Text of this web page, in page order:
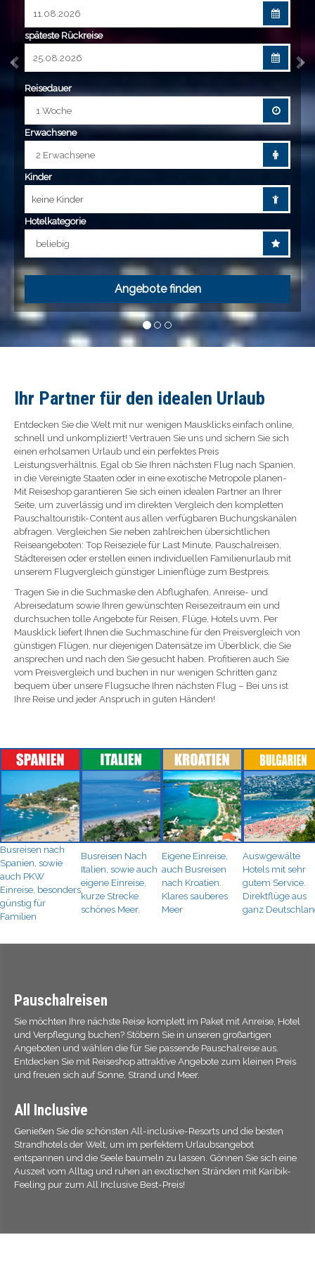
späteste Rückreise
Reisedauer
Erwachsene
Kinder
keine Kinder
Hotelkategorie
Angebote finden
direkten Preisvergleich
Ihr Partner für den idealen Urlaub
Entdecken Sie die Welt mit nur wenigen Mausklicks einfach online,
schnell und unkompliziert! Vertrauen Sie uns und sichern Sie sich
einen erholsamen Urlaub und ein perfektes Preis
Leistungsverhältnis. Egal ob Sie Ihren nächsten Flug nach Spanien,
in die Vereinigte Staaten oder in eine exotische Metropole planen-
Mit Reiseshop garantieren Sie sich einen idealen Partner an Ihrer
Seite, um zuverlässig und im direkten Vergleich den kompletten
Pauschaltouristik-Content aus allen verfügbaren Buchungskanälen
abfragen. Vergleichen Sie neben zahlreichen übersichtlichen
Reiseangeboten: Top Reiseziele für Last Minute, Pauschalreisen,
Städtereisen oder erstellen einen individuellen Familienurlaub mit
unserem Flugvergleich günstiger Linienflüge zum Bestpreis.
Tragen Sie in die Suchmaske den Abflughafen, Anreise- und
Abreisedatum sowie Ihren gewünschten Reisezeitraum ein und
durchsuchen tolle Angebote für Reisen, Flüge, Hotels uvm. Per
Mausklick liefert Ihnen die Suchmaschine für den Preisvergleich von
günstigen Flügen, nur diejenigen Datensätze im Überblick, die Sie
ansprechen und nach den Sie gesucht haben. Profitieren auch Sie
vom Preisvergleich und buchen in nur wenigen Schritten ganz
bequem über unsere Flugsuche Ihren nächsten Flug – Bei uns ist
Ihre Reise und jeder Anspruch in guten Händen!
Busreisen nach
Spanien, sowie
auch PKW
Einreise, besonders
günstig für
Familien
Busreisen Nach
Italien, sowie auch
eigene Einreise,
kurze Strecke
schönes Meer.
Eigene Einreise,
auch Busreisen
nach Kroatien.
Klares sauberes
Meer
Auswgewälte
Hotels mit sehr
gutem Service.
Direktflüge aus
ganz
Pauschalreisen
Sie möchten Ihre nächste Reise komplett im Paket mit Anreise, Hotel
und Verpflegung buchen? Stöbern Sie in unseren großartigen
Angeboten und wählen die für Sie passende Pauschalreise aus.
Entdecken Sie mit Reiseshop attraktive Angebote zum kleinen Preis
und freuen sich auf Sonne, Strand und Meer.
All Inclusive
Genießen Sie die schönsten All-inclusive-Resorts und die besten
Strandhotels der Welt, um im perfektem Urlaubsangebot
entspannen und die Seele baumeln zu lassen. Gönnen Sie sich eine
Auszeit vom Alltag und ruhen an exotischen Stränden mit Karibik-
Feeling pur zum All Inclusive Best-Preis!